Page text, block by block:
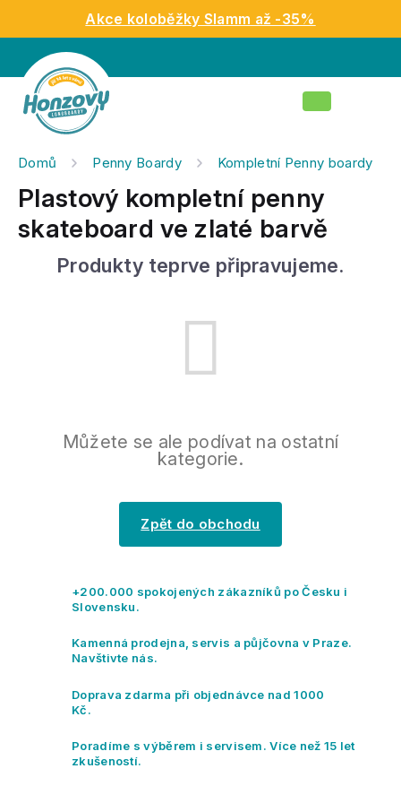
obsah
Akce koloběžky Slamm až -35%
Nákupní
Domů Penny Boardy Kompletní Penny boardy
Plastový kompletní penny
skateboard ve zlaté barvě
Produkty teprve připravujeme.
Můžete se ale podívat na ostatní
kategorie.
Zpět do obchodu
+200.000 spokojených zákazníků po Česku i
Slovensku.
Kamenná prodejna, servis a půjčovna v Praze.
Navštivte nás.
Doprava zdarma při objednávce nad 1000
Kč.
Poradíme s výběrem i servisem. Více než 15 let
zkušeností.